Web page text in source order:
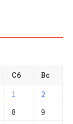
Сб Вс
1
2
8
9